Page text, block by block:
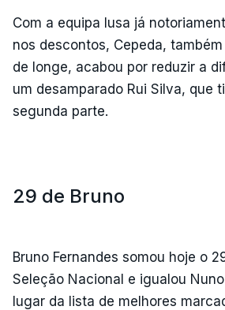
Com a equipa lusa já
nos descontos, Cepeda,
de longe, acabou por reduzir a
um desamparado Rui Silva, que
segunda parte.
29 de Bruno
Bruno Fernandes somou hoje o
Seleção Nacional e igualou
lugar da lista de melhores